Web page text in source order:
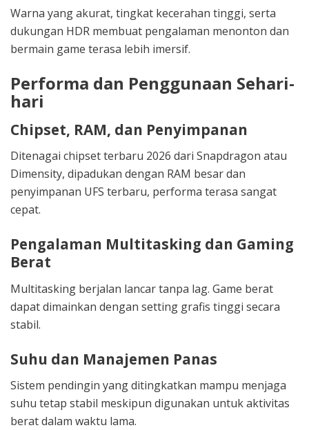
Warna yang akurat, tingkat kecerahan tinggi, serta
dukungan HDR membuat pengalaman menonton dan
bermain game terasa lebih imersif.
Performa dan Penggunaan Sehari-
hari
Chipset, RAM, dan Penyimpanan
Ditenagai chipset terbaru 2026 dari Snapdragon atau
Dimensity, dipadukan dengan RAM besar dan
penyimpanan UFS terbaru, performa terasa sangat
cepat.
Pengalaman Multitasking dan Gaming
Berat
Multitasking berjalan lancar tanpa lag. Game berat
dapat dimainkan dengan setting grafis tinggi secara
stabil.
Suhu dan Manajemen Panas
Sistem pendingin yang ditingkatkan mampu menjaga
suhu tetap stabil meskipun digunakan untuk aktivitas
berat dalam waktu lama.